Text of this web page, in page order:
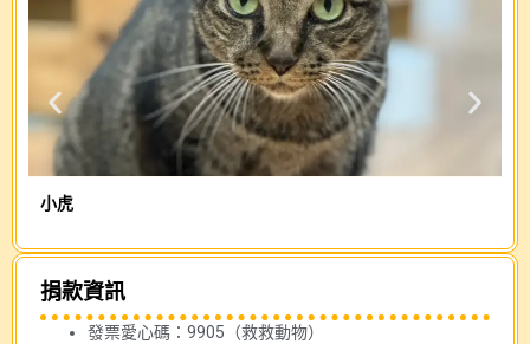
小虎
捐款資訊
發票愛心碼：9905（救救動物）